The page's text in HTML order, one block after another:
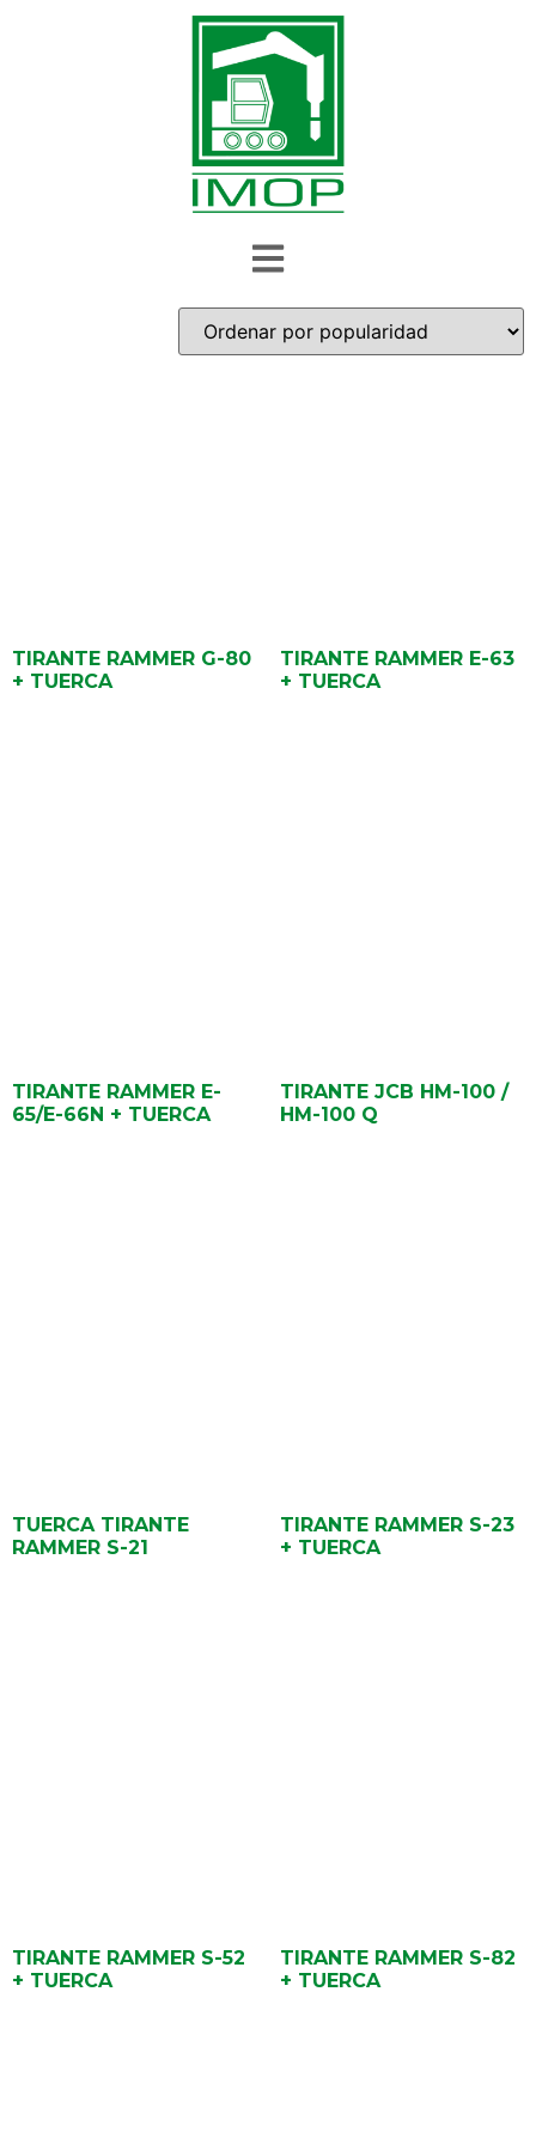
TIRANTE RAMMER G-80
+ TUERCA
TIRANTE RAMMER E-63
+ TUERCA
TIRANTE RAMMER E-
65/E-66N + TUERCA
TIRANTE JCB HM-100 /
HM-100 Q
TUERCA TIRANTE
RAMMER S-21
TIRANTE RAMMER S-23
+ TUERCA
TIRANTE RAMMER S-52
+ TUERCA
TIRANTE RAMMER S-82
+ TUERCA